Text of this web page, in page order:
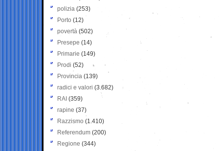
polizia (253)
Porto (12)
povertà (502)
Presepe (14)
Primarie (149)
Prodi (52)
Provincia (139)
radici e valori (3.682)
RAI (359)
rapine (37)
Razzismo (1.410)
Referendum (200)
Regione (344)